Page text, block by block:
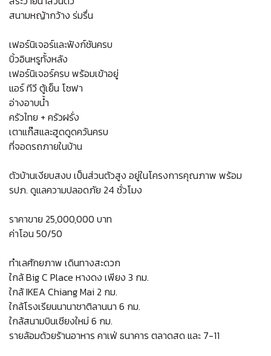
สนามหญ้ากว้าง ร่มรื่น
เฟอร์นิเจอร์และฟังก์ชันครบ
บิ้วอินหรูทั้งหลัง
เฟอร์นิเจอร์ครบ พร้อมเข้าอยู่
แอร์ ทีวี ตู้เย็น โซฟา
อ่างอาบน้ำ
ครัวไทย + ครัวฝรั่ง
เตาแก๊สและฮูดดูดควันครบ
ที่จอดรถภายในบ้าน
ตัวบ้านเงียบสงบ เป็นส่วนตัวสูง อยู่ในโครงการคุณภาพ พร้อม
รปภ. ดูแลความปลอดภัย 24 ชั่วโมง
ราคาขาย 25,000,000 บาท
ค่าโอน 50/50
ทำเลศักยภาพ เดินทางสะดวก
ใกล้ Big C Place หางดง เพียง 3 กม.
ใกล้ IKEA Chiang Mai 2 กม.
ใกล้โรงเรียนนานาชาติลานนา 6 กม.
ใกล้สนามบินเชียงใหม่ 6 กม.
รายล้อมด้วยร้านอาหาร คาเฟ่ ธนาคาร ตลาดสด และ 7-11